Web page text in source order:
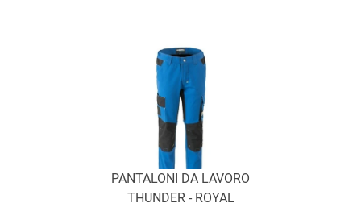
PANTALONI DA LAVORO
THUNDER - ROYAL